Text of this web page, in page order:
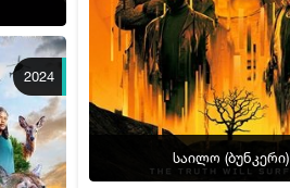
2024
საილო (ბუნკერი)